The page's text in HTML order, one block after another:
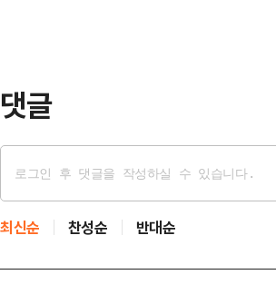
댓글
최신순 찬성순 반대순